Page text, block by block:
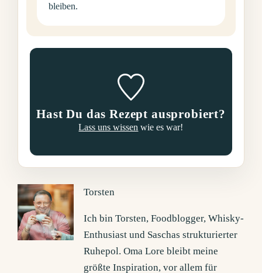
bleiben.
Hast Du das Rezept ausprobiert?
Lass uns wissen wie es war!
Torsten
Ich bin Torsten, Foodblogger, Whisky-
Enthusiast und Saschas strukturierter
Ruhepol. Oma Lore bleibt meine
größte Inspiration, vor allem für